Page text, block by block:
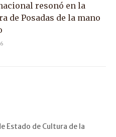
resonó en la
de Posadas de la mano
Estado de Cultura de la